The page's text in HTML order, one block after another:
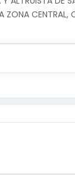
ZONA CENTRAL,